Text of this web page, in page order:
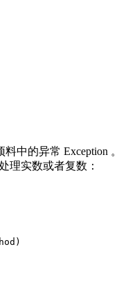
中的异常 Exception 。
理实数或者复数：